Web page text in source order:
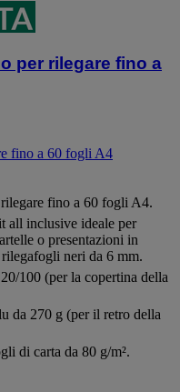
per rilegare fino a
fino a 60 fogli A4
fino a 60 fogli A4.
all inclusive ideale per
o presentazioni in
neri da 6 mm.
100 (per la copertina della
da 270 g (per il retro della
di carta da 80 g/m².